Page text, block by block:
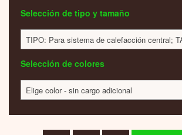
Selección de tipo y tamaño
Selección de colores
Elige color - sin cargo adicional